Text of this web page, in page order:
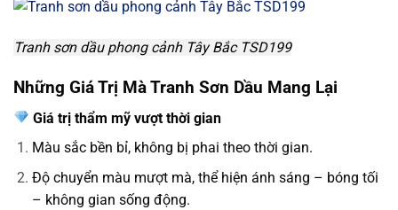
Tranh sơn dầu phong cảnh Tây Bắc TSD199
Những Giá Trị Mà Tranh Sơn Dầu Mang Lại
Giá trị thẩm mỹ vượt thời gian
Màu sắc bền bỉ, không bị phai theo thời gian.
Độ chuyển màu mượt mà, thể hiện ánh sáng – bóng tối
– không gian sống động.